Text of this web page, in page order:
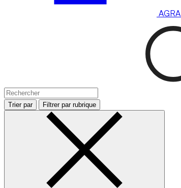
AGRA
Trier par Filtrer par rubrique